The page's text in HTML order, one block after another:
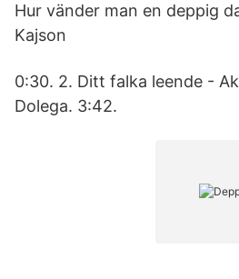
Hur vänder man en deppig
Kajson
0:30. 2. Ditt falka leende -
Dolega. 3:42.